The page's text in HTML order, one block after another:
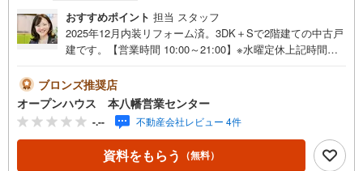
おすすめポイント 担当 スタッフ
2025年12月内装リフォーム済。3DK＋Sで2階建ての中古戸
建です。【営業時間 10:00～21:00】※水曜定休上記時間は
絡ください！現地を見学される場合は「室内・現地を見学
する（無料）」ボタンよりご希望の日時をご記入いただけ
ますとスムーズにご案内が可能です。◎現地のご案内につ
いて・平日や夜遅い時間帯もご案内が可能 ※定休日を除
く・経験豊富なスタッフが物件詳細を丁寧にご説明いたし
ます。・車でご自宅や最寄り駅等、ご指定の場所まで送迎
ブロンズ推奨店
オープンハウス 本八幡営業センター
-.-- 不動産会社レビュー 4件
資料をもらう （無料）